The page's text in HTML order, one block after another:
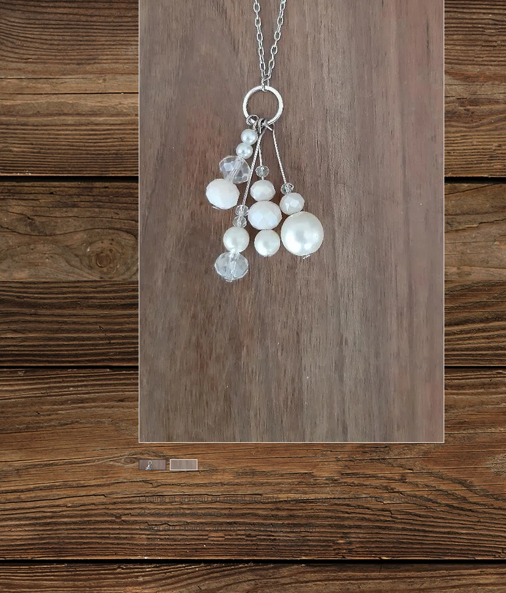
Chaine et anneau en métal argenté , perles nacrées blanches, translucides
et rose pâle en verre .
Longueur chaine : 40 cm , pendentif : 4,5 cm .